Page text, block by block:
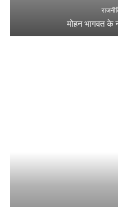
मोहन भागवत के